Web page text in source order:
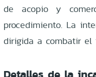
de acopio y
procedimiento. La
dirigida a combatir el